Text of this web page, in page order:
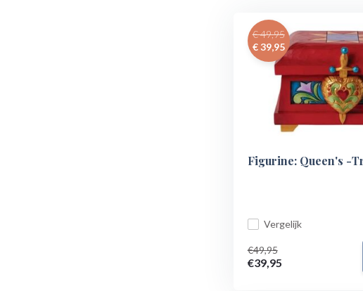
€ 49,95
€ 39,95
Figurine: Queen's -
Vergelijk
€49,95
€39,95